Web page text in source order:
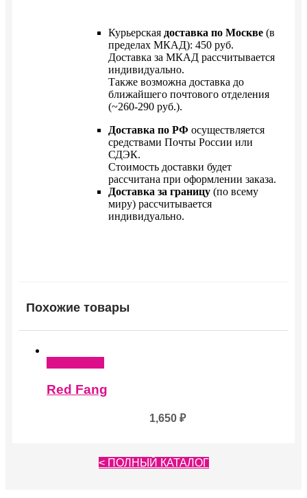
Курьерская доставка по Москве (в
пределах МКАД): 450 руб.
Доставка за МКАД рассчитывается
индивидуально.
Также возможна доставка до
ближайшего почтового отделения
(~260-290 руб.).
Доставка по РФ осуществляется
средствами Почты России или
СДЭК.
Стоимость доставки будет
рассчитана при оформлении заказа.
Доставка за границу (по всему
миру) рассчитывается
индивидуально.
Похожие товары
Red Fang
1,650 ₽
< ПОЛНЫЙ КАТАЛОГ